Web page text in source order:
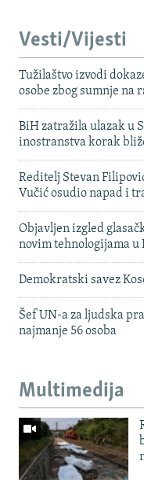
Vesti/Vijesti
Tužilaštvo izvodi
osobe zbog sumnje na
BiH zatražila ulazak u
inostranstva korak
Reditelj Stevan
Vučić osudio napad i
Objavljen izgled
novim tehnologijama u
Demokratski savez
Šef UN-a za ljudska
najmanje 56 osoba
Multimedija